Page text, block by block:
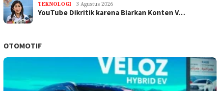
TEKNOLOGI 3 Agustus 2026
YouTube Dikritik karena Biarkan Konten V…
OTOMOTIF